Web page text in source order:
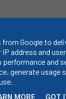
cookies|UP-TO-
Google to
address and
performance and
generate usage
MORE GOT